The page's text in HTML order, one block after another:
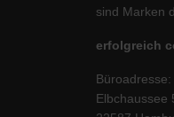
sind Marken
erfolgreich
Büroadresse:
Elbchaussee
Impressum